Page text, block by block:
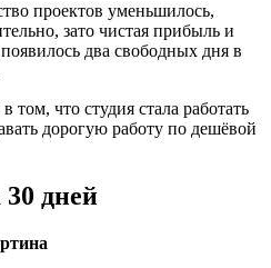
проектов уменьшилось,
зато чистая прибыль и
два свободных дня в
том, что студия стала работать
дорогую работу по дешёвой
дней